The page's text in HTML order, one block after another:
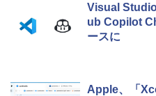
Visual
ub Copilot
ースに
Apple、「